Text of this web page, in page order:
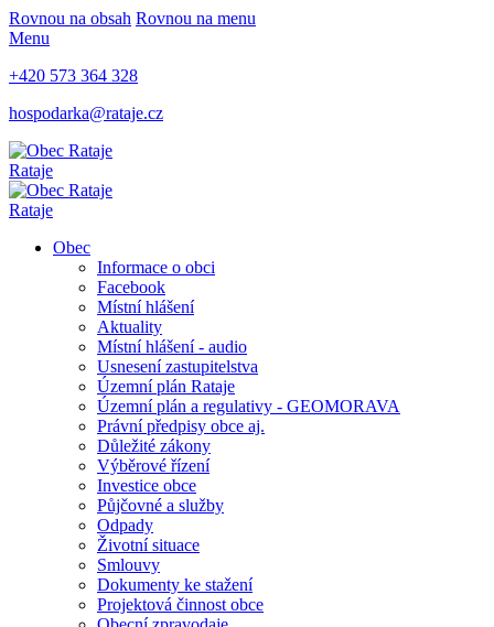
Rovnou na obsah Rovnou na menu
Menu
+420 573 364 328
hospodarka@rataje.cz
Rataje
Rataje
Obec
Informace o obci
Facebook
Místní hlášení
Aktuality
Místní hlášení - audio
Usnesení zastupitelstva
Územní plán Rataje
Územní plán a regulativy - GEOMORAVA
Právní předpisy obce aj.
Důležité zákony
Výběrové řízení
Investice obce
Půjčovné a služby
Odpady
Životní situace
Smlouvy
Dokumenty ke stažení
Projektová činnost obce